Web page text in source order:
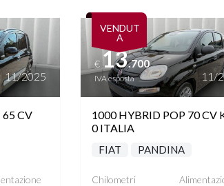
11/2025
65 CV
VENDUT
A
Vedi dettagli
€13.700
IVA esposta 11/
1000 HYBRID POP 70 CV
0 ITALIA
FIAT PANDINA
Chilometri